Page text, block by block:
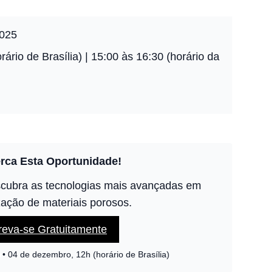
de Brasília) | 15:00 às 16:30 (horário da
Esta Oportunidade!
as tecnologias mais avançadas em
de materiais porosos.
se Gratuitamente
04 de dezembro, 12h (horário de Brasília)